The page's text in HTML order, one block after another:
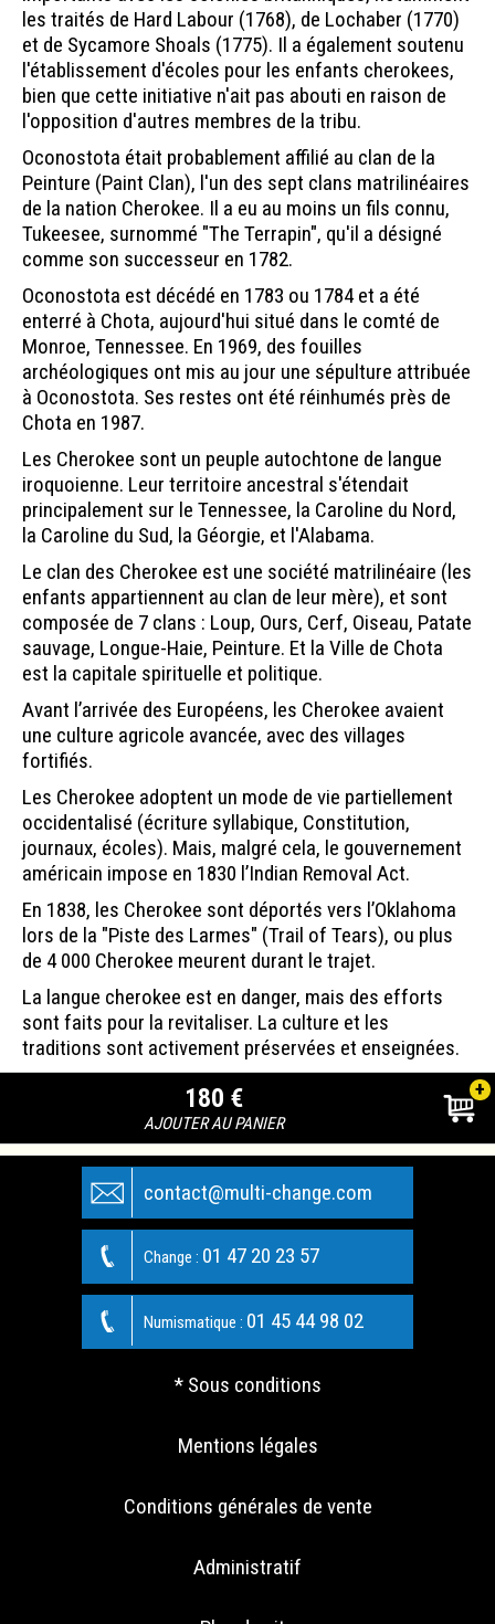
les traités de Hard Labour (1768), de Lochaber (1770)
et de Sycamore Shoals (1775). Il a également soutenu
l'établissement d'écoles pour les enfants cherokees,
bien que cette initiative n'ait pas abouti en raison de
l'opposition d'autres membres de la tribu.
Oconostota était probablement affilié au clan de la
Peinture (Paint Clan), l'un des sept clans matrilinéaires
de la nation Cherokee. Il a eu au moins un fils connu,
Tukeesee, surnommé "The Terrapin", qu'il a désigné
comme son successeur en 1782.
Oconostota est décédé en 1783 ou 1784 et a été
enterré à Chota, aujourd'hui situé dans le comté de
Monroe, Tennessee. En 1969, des fouilles
archéologiques ont mis au jour une sépulture attribuée
à Oconostota. Ses restes ont été réinhumés près de
Chota en 1987.
Les Cherokee sont un peuple autochtone de langue
iroquoienne. Leur territoire ancestral s'étendait
principalement sur le Tennessee, la Caroline du Nord,
la Caroline du Sud, la Géorgie, et l'Alabama.
Le clan des Cherokee est une société matrilinéaire (les
enfants appartiennent au clan de leur mère), et sont
composée de 7 clans : Loup, Ours, Cerf, Oiseau, Patate
sauvage, Longue-Haie, Peinture. Et la Ville de Chota
est la capitale spirituelle et politique.
Avant l’arrivée des Européens, les Cherokee avaient
une culture agricole avancée, avec des villages
fortifiés.
Les Cherokee adoptent un mode de vie partiellement
occidentalisé (écriture syllabique, Constitution,
journaux, écoles). Mais, malgré cela, le gouvernement
américain impose en 1830 l’Indian Removal Act.
En 1838, les Cherokee sont déportés vers l’Oklahoma
lors de la "Piste des Larmes" (Trail of Tears), ou plus
de 4 000 Cherokee meurent durant le trajet.
La langue cherokee est en danger, mais des efforts
sont faits pour la revitaliser. La culture et les
traditions sont activement préservées et enseignées.
180 €
AJOUTER AU PANIER
+
contact@multi-change.com
Change : 01 47 20 23 57
Numismatique : 01 45 44 98 02
* Sous conditions
Mentions légales
Conditions générales de vente
Administratif